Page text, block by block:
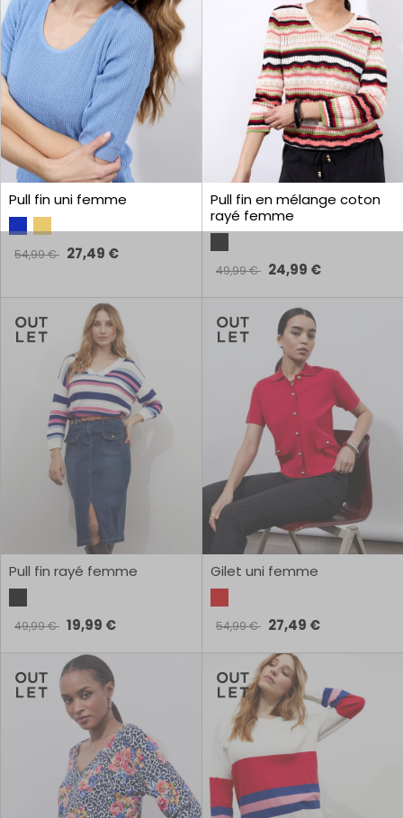
Pull fin uni femme
54,99 € 27,49 €
Pull fin en mélange coton
rayé femme
49,99 € 24,99 €
Pull fin rayé femme
49,99 € 19,99 €
Gilet uni femme
54,99 € 27,49 €